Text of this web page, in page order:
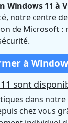
Roi
Windows 11 à
notre centre
de Microsoft
à
sont
dans notre
chez vous